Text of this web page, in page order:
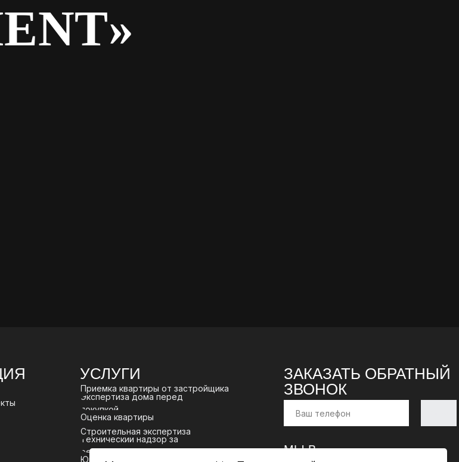
МЫ В
ЗАКАЗАТЬ ОБРАТНЫЙ
ЗВОНОК
УСЛУГИ
Экспертиза дома перед
покупкой
Приемка квартиры от застройщика
Оценка квартиры
Строительная экспертиза
Технический надзор за
ремонтом
Юридическое сопровождение